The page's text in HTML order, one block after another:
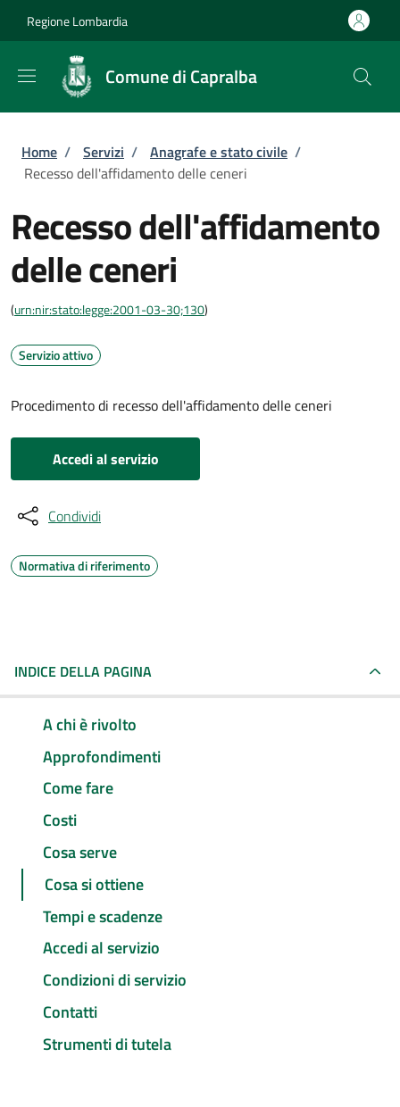
Regione Lombardia
Comune di Capralba
Briciole di pane
Home / Servizi / Anagrafe e stato civile /
Recesso dell'affidamento delle ceneri
Recesso dell'affidamento
delle ceneri
(urn:nir:stato:legge:2001-03-30;130)
Servizio attivo
Procedimento di recesso dell'affidamento delle ceneri
Accedi al servizio
Condividi
Normativa di riferimento
INDICE DELLA PAGINA
A chi è rivolto
Approfondimenti
Come fare
Costi
Cosa serve
Cosa si ottiene
Tempi e scadenze
Accedi al servizio
Condizioni di servizio
Contatti
Strumenti di tutela